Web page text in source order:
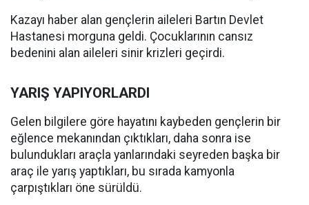
Kazayı haber alan gençlerin aileleri Bartın Devlet
Hastanesi morguna geldi. Çocuklarının cansız
bedenini alan aileleri sinir krizleri geçirdi.
YARIŞ YAPIYORLARDI
Gelen bilgilere göre hayatını kaybeden gençlerin bir
eğlence mekanından çıktıkları, daha sonra ise
bulundukları araçla yanlarındaki seyreden başka bir
araç ile yarış yaptıkları, bu sırada kamyonla
çarpıştıkları öne sürüldü.